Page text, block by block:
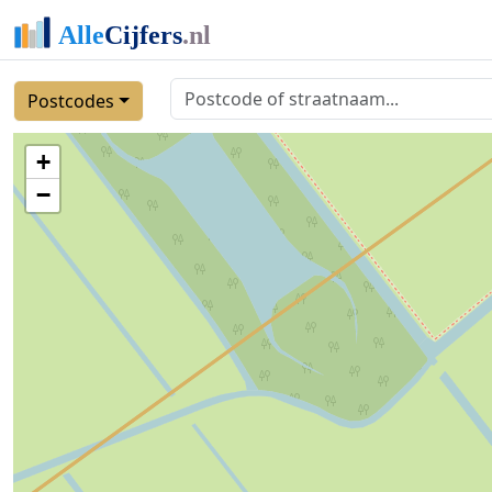
Postcodes
+
−